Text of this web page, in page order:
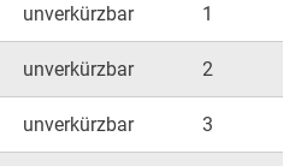
unverkürzbar 1
unverkürzbar 2
unverkürzbar 3